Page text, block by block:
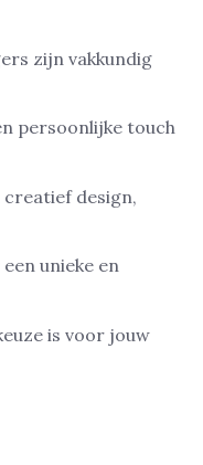
zijn vakkundig
persoonlijke touch
design,
unieke en
is voor jouw